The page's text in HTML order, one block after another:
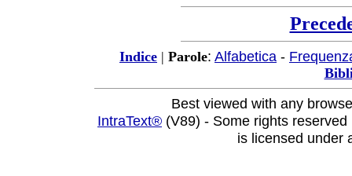
Indice | Parole: Alfabetica -
Best viewed with any
IntraText® (V89) - Some rights
is licensed under